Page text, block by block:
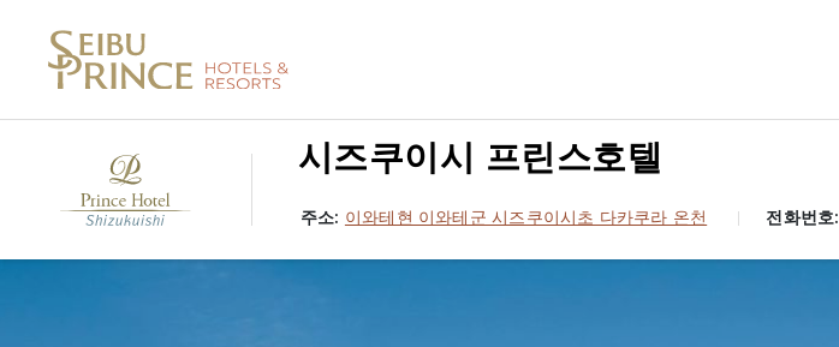
시즈쿠이시 프린스호텔
주소: 이와테현 이와테군 시즈쿠이시초 다카쿠라 온천 전화번호: